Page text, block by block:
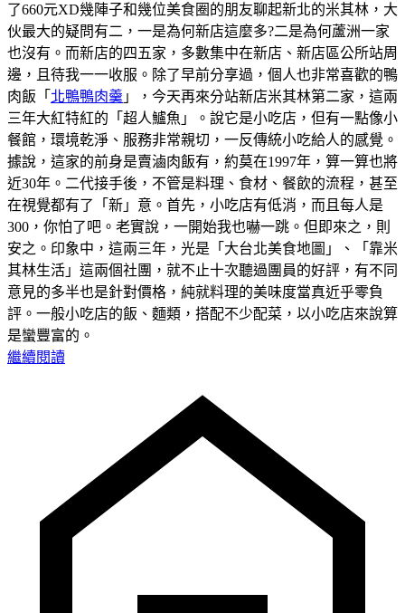
了660元XD幾陣子和幾位美食圈的朋友聊起新北的米其林，大
伙最大的疑問有二，一是為何新店這麼多?二是為何蘆洲一家
也沒有。而新店的四五家，多數集中在新店、新店區公所站周
邊，且待我一一收服。除了早前分享過，個人也非常喜歡的鴨
肉飯「 北鴨鴨肉羹 」，今天再來分站新店米其林第二家，這兩
三年大紅特紅的「超人鱸魚」。說它是小吃店，但有一點像小
餐館，環境乾淨、服務非常親切，一反傳統小吃給人的感覺。
據說，這家的前身是賣滷肉飯有，約莫在1997年，算一算也將
近30年。二代接手後，不管是料理、食材、餐飲的流程，甚至
在視覺都有了「新」意。首先，小吃店有低消，而且每人是
300，你怕了吧。老實說，一開始我也嚇一跳。但即來之，則
安之。印象中，這兩三年，光是「大台北美食地圖」、「靠米
其林生活」這兩個社團，就不止十次聽過團員的好評，有不同
意見的多半也是針對價格，純就料理的美味度當真近乎零負
評。一般小吃店的飯、麵類，搭配不少配菜，以小吃店來說算
是蠻豐富的。
繼續閱讀